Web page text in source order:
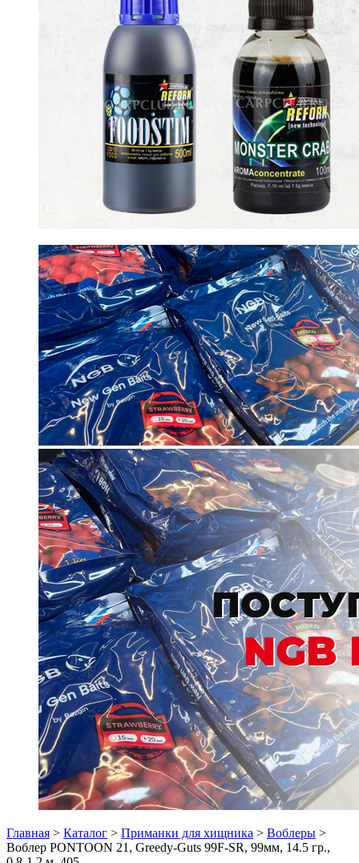
Главная > Каталог > Приманки для хищника > Воблеры >
Воблер PONTOON 21, Greedy-Guts 99F-SR, 99мм, 14.5 гр.,